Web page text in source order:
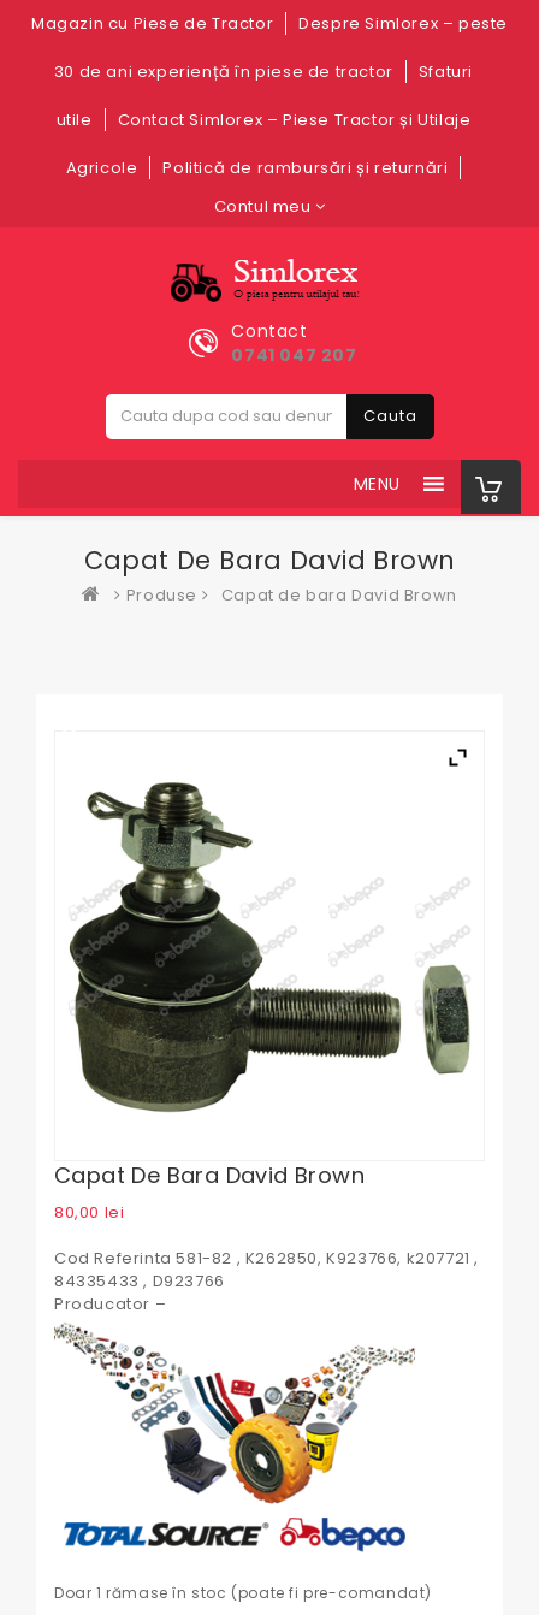
Magazin cu Piese de Tractor Despre Simlorex – peste
30 de ani experiență în piese de tractor Sfaturi
utile Contact Simlorex – Piese Tractor și Utilaje
Agricole
Politică de rambursări și returnări
Contul meu
Contact
0741 047 207
Cauta
MENU
Capat De Bara David Brown
Produse Capat de bara David Brown
Capat De Bara David Brown
80,00 lei
Cod Referinta 581-82 , K262850, K923766, k207721 ,
84335433 , D923766
Producator –
Doar 1 rămase în stoc (poate fi pre-comandat)